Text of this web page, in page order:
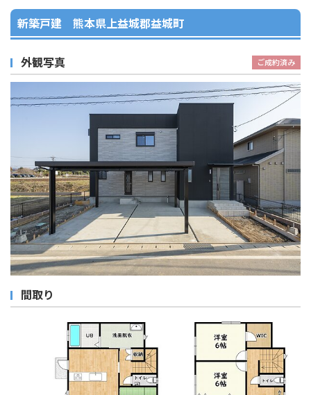
店舗紹介
査定お申し込み
おすすめ物件
取り扱い物件
お知らせ
スタッフブログ
新築戸建 熊本県上益城郡益城町
ご成約済み
外観写真
間取り